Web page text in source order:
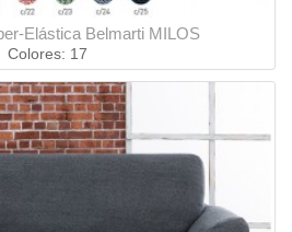
Elástica Belmarti MILOS
Colores: 17